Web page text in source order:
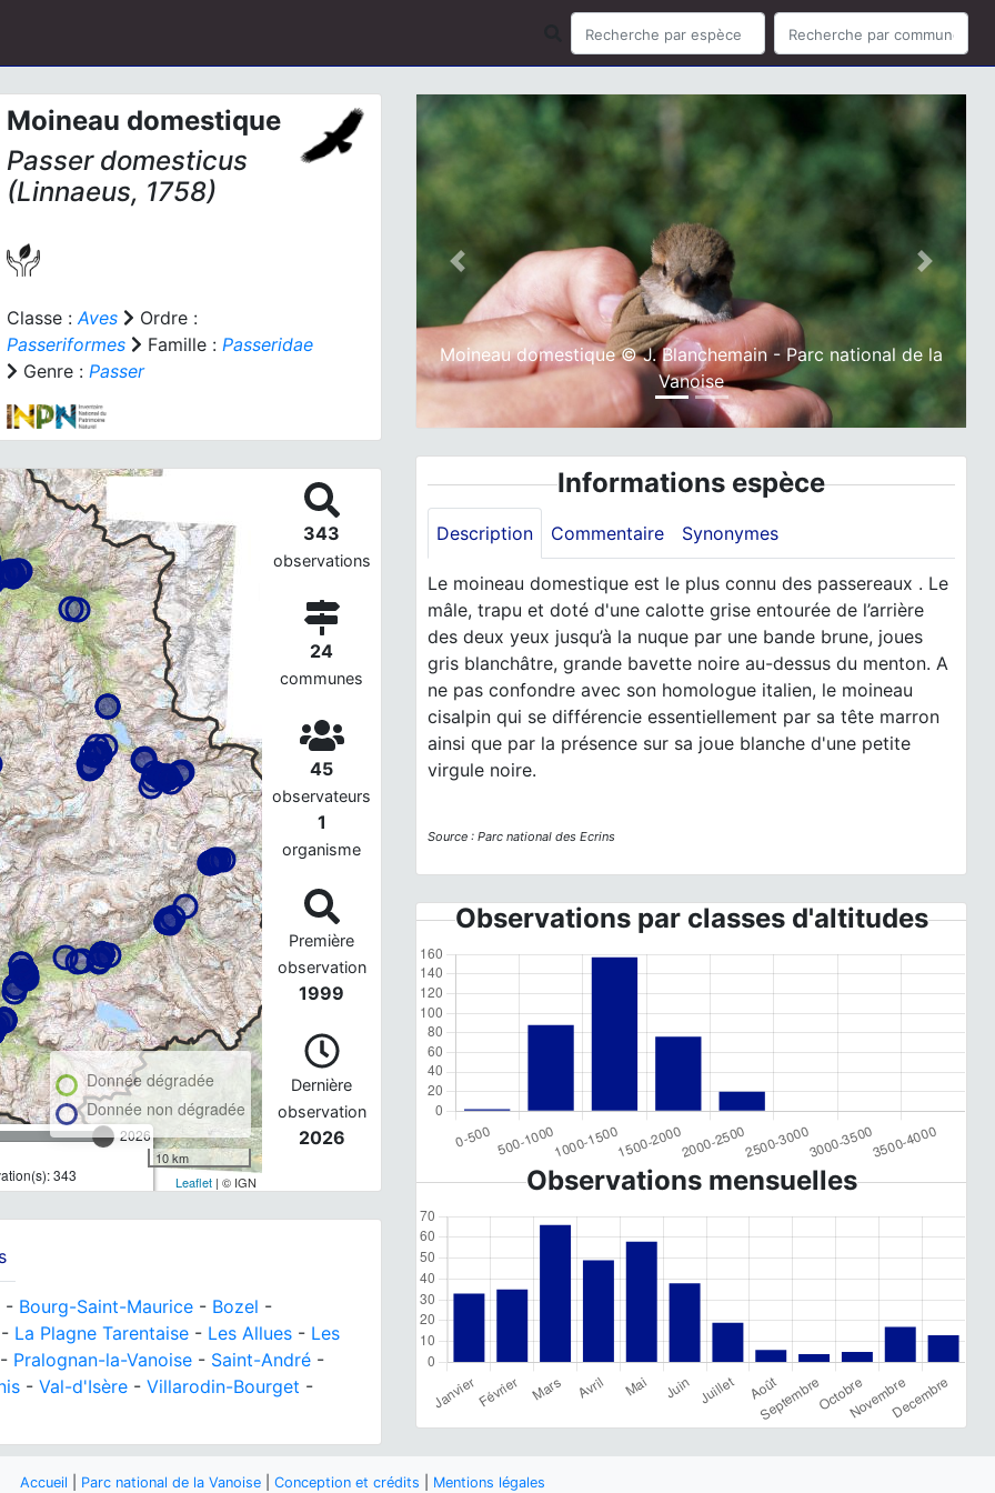
Moineau domestique
Passer domesticus
(Linnaeus, 1758)
Classe :Aves
Ordre :
Passeriformes
Famille : Passeridae
Genre : Passer
2026
343
Donnée dégradée
Donnée non dégradée
10 km
Leaflet| © IGN
343
observations
24
communes
45
observateurs
1
organisme
Première
observation
1999
Dernière
observation
2026
- Bourg-Saint-Maurice - Bozel -
La Plagne Tarentaise - Les Allues - Les
Pralognan-la-Vanoise - Saint-André -
- Val-d'Isère - Villarodin-Bourget -
Moineau domestique © J. Blanchemain - Parc national de la
Vanoise
Previous Next
Informations espèce
Description Commentaire Synonymes
Le moineau domestique est le plus connu des passereaux . Le
mâle, trapu et doté d'une calotte grise entourée de l’arrière
des deux yeux jusqu’à la nuque par une bande brune, joues
gris blanchâtre, grande bavette noire au-dessus du menton. A
ne pas confondre avec son homologue italien, le moineau
cisalpin qui se différencie essentiellement par sa tête marron
ainsi que par la présence sur sa joue blanche d'une petite
virgule noire.
Source : Parc national des Ecrins
Observations par classes d'altitudes
Observations mensuelles
Accueil Parc national de la Vanoise| Conception et crédits Mentions légales